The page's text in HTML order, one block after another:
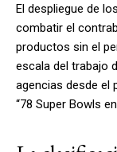
El despliegue de
combatir el
productos sin el
escala del trabajo
agencias desde el
“78 Super Bowls